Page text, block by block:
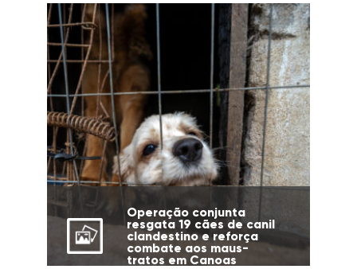
Operação conjunta
resgata 19 cães de canil
clandestino e reforça
combate aos maus-
tratos em Canoas